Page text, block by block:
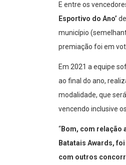
E entre os
Esportivo do Ano’
município
premiação foi em
Em 2021 a equipe
ao final do ano,
modalidade, que
vencendo inclusive
“Bom, com relação
Batatais Awards,
com outros